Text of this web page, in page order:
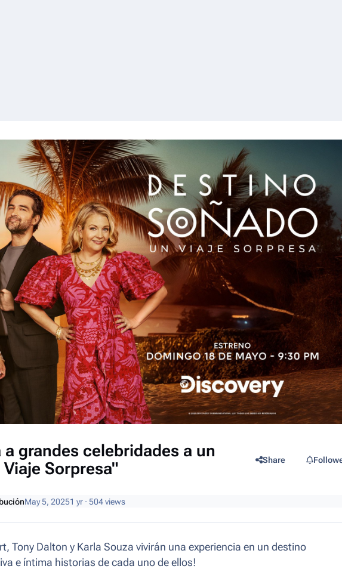
grandes celebridades a un
Sorpresa"
Share
May 5, 20251 yr· 504 views
Tony Dalton y Karla Souza vivirán una experiencia en un destino
e íntima historias de cada uno de ellos!